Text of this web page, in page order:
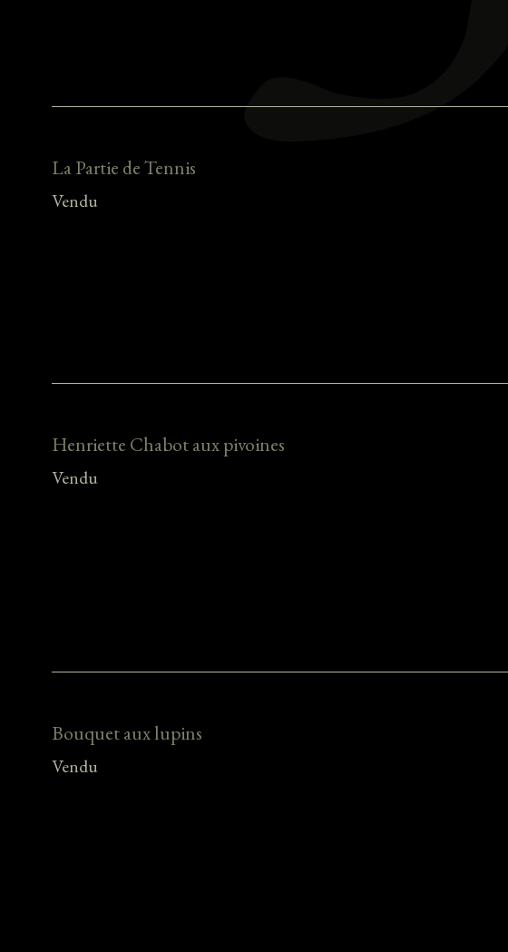
La Partie de Tennis
Vendu
Henriette Chabot aux pivoines
Vendu
Bouquet aux lupins
Vendu